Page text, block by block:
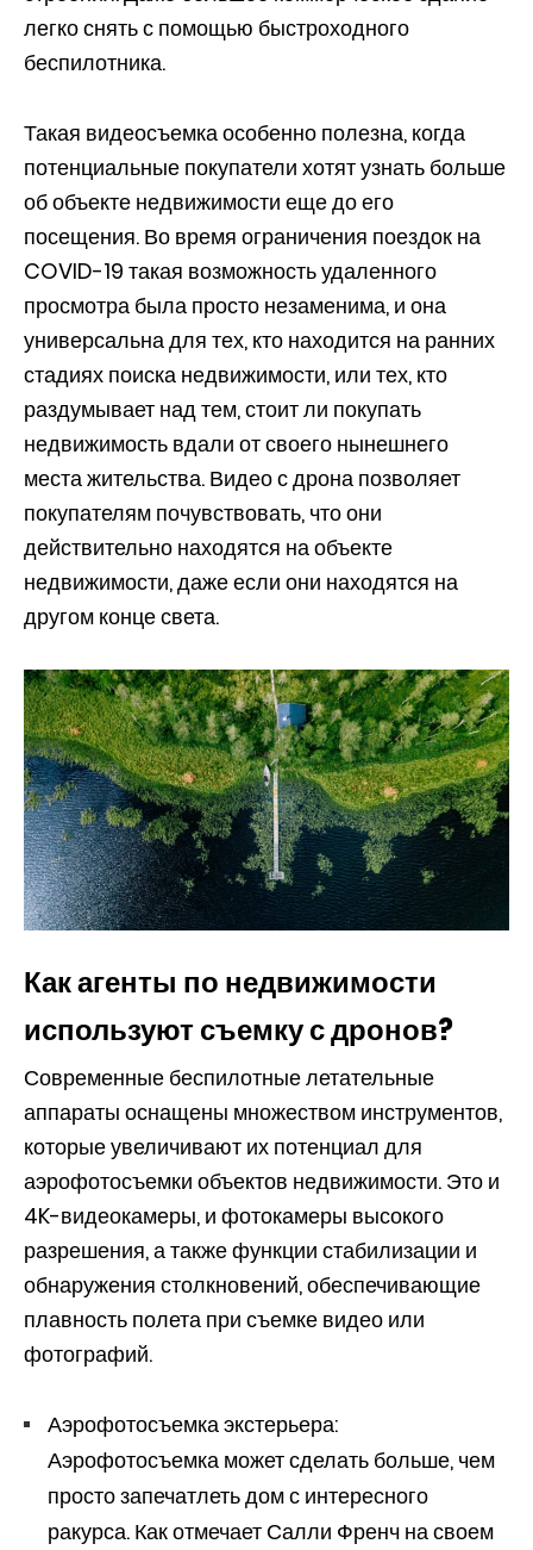
легко снять с помощью быстроходного
беспилотника.
Такая видеосъемка особенно полезна, когда
потенциальные покупатели хотят узнать больше
об объекте недвижимости еще до его
посещения. Во время ограничения поездок на
COVID-19 такая возможность удаленного
просмотра была просто незаменима, и она
универсальна для тех, кто находится на ранних
стадиях поиска недвижимости, или тех, кто
раздумывает над тем, стоит ли покупать
недвижимость вдали от своего нынешнего
места жительства. Видео с дрона позволяет
покупателям почувствовать, что они
действительно находятся на объекте
недвижимости, даже если они находятся на
другом конце света.
Как агенты по недвижимости
используют съемку с дронов?
Современные беспилотные летательные
аппараты оснащены множеством инструментов,
которые увеличивают их потенциал для
аэрофотосъемки объектов недвижимости. Это и
4K-видеокамеры, и фотокамеры высокого
разрешения, а также функции стабилизации и
обнаружения столкновений, обеспечивающие
плавность полета при съемке видео или
фотографий.
Аэрофотосъемка экстерьера:
Аэрофотосъемка может сделать больше, чем
просто запечатлеть дом с интересного
ракурса. Как отмечает Салли Френч на своем